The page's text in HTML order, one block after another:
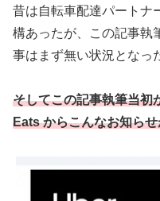
昔は自転車配達パートナ
構あったが、この記事執
事はまず無い状況となっ
そしてこの記事執筆当初
Eats からこんなお知ら